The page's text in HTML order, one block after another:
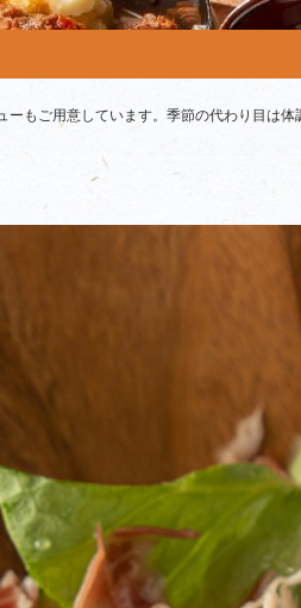
もご用意しています。季節の代わり目は